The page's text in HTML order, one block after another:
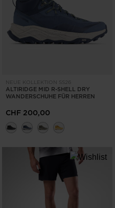
ANWENDEN
NEUE KOLLEKTION SS26
ALTIRIDGE MID R-SHELL DRY
WANDERSCHUHE FÜR HERREN
CHF 200,00